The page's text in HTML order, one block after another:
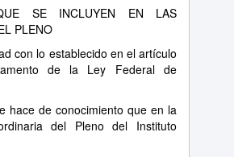
SE INCLUYEN EN LAS
PLENO
con lo establecido en el artículo
de la Ley Federal de
hace de conocimiento que en la
del Pleno del Instituto